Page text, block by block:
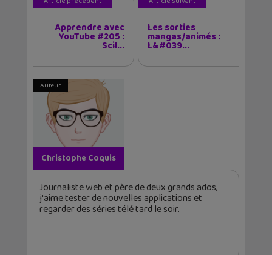
Apprendre avec
YouTube #205 :
Scil...
Les sorties
mangas/animés :
L&#039...
Auteur
Christophe Coquis
Journaliste web et père de deux grands ados,
j'aime tester de nouvelles applications et
regarder des séries télé tard le soir.